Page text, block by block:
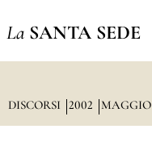
La SANTA SEDE
DISCORSI 2002 MAGGIO